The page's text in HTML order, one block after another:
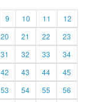
9 10 11
12
20 21 22
23
31 32 33
34
42 43 44
45
53 54 55
56